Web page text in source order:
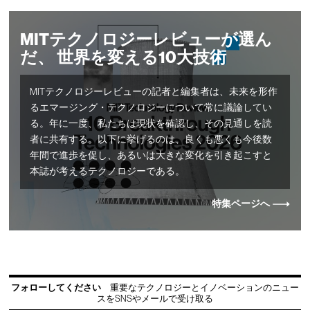
MITテクノロジーレビューが選ん
だ、 世界を変える10大技術
MITテクノロジーレビューの記者と編集者は、未来を形作
るエマージング・テクノロジーについて常に議論してい
る。年に一度、私たちは現状を確認し、その見通しを読
者に共有する。以下に挙げるのは、良くも悪くも今後数
年間で進歩を促し、あるいは大きな変化を引き起こすと
本誌が考えるテクノロジーである。
特集ページへ
フォローしてください
重要なテクノロジーとイノベーションのニュー
スをSNSやメールで受け取る